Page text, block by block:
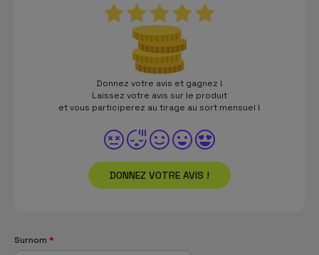
Donnez votre avis et gagnez !
Laissez votre avis sur le produit
et vous participerez au tirage au sort mensuel !
DONNEZ VOTRE AVIS !
Surnom *